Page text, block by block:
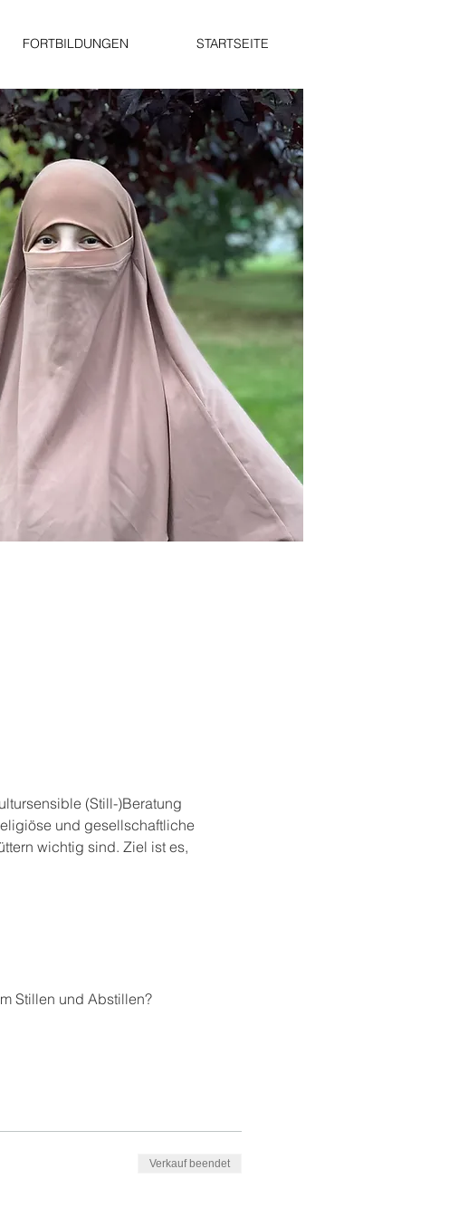
FORTBILDUNGEN STARTSEITE
(Still-)Beratung
und gesellschaftliche
wichtig sind. Ziel ist es,
Stillen und Abstillen?
Verkauf beendet